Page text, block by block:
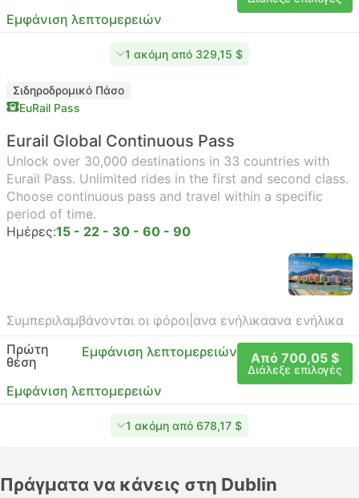
Εμφάνιση λεπτομερειών
1 ακόμη από 329,15 $
Σιδηροδρομικό Πάσο
EuRail Pass
Eurail Global Continuous Pass
Unlock over 30,000 destinations in 33 countries with
Eurail Pass. Unlimited rides in the first and second class.
Choose continuous pass and travel within a specific
period of time.
Ημέρες:15 - 22 - 30 - 60 - 90
Συμπεριλαμβάνονται οι φόροι ανα ενήλικαανα ενήλικα
Πρώτη
θέση
Εμφάνιση λεπτομερειών Από 700,05 $
Διάλεξε επιλογές
Εμφάνιση λεπτομερειών
1 ακόμη από 678,17 $
Πράγματα να κάνεις στη Dublin